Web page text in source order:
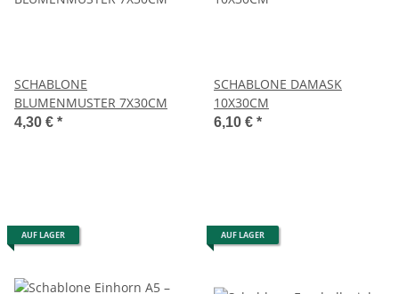
SCHABLONE
BLUMENMUSTER 7X30CM
4,30 € *
SCHABLONE DAMASK
10X30CM
6,10 € *
AUF LAGER AUF LAGER